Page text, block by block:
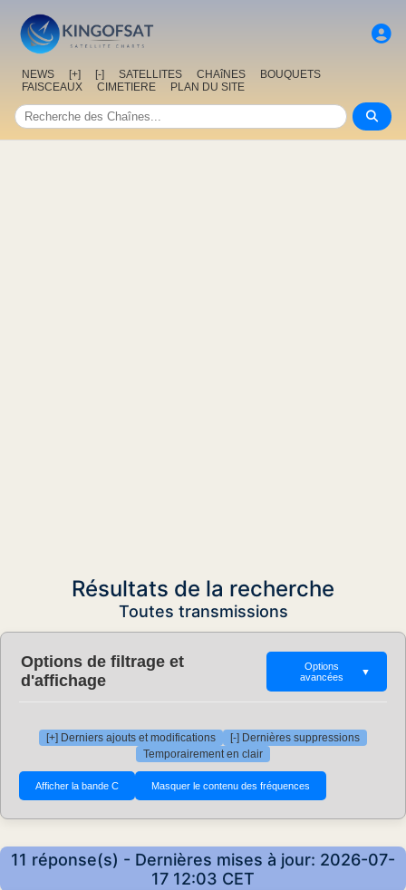
NEWS [+] [-] SATELLITES CHAîNES
BOUQUETS
FAISCEAUX
CIMETIERE PLAN DU SITE
Résultats de la recherche
Toutes transmissions
Options de filtrage et
d'affichage
Options
avancées
▼
[+] Derniers ajouts et modifications
[-] Dernières suppressions
Temporairement en clair
11 réponse(s) - Dernières mises à jour: 2026-07-
17 12:03 CET